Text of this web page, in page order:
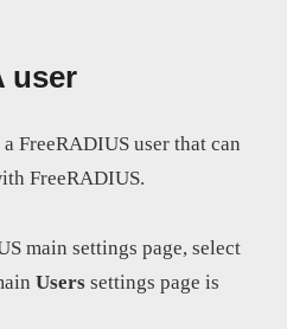
user
FreeRADIUS user that can
FreeRADIUS.
main settings page, select
Users settings page is